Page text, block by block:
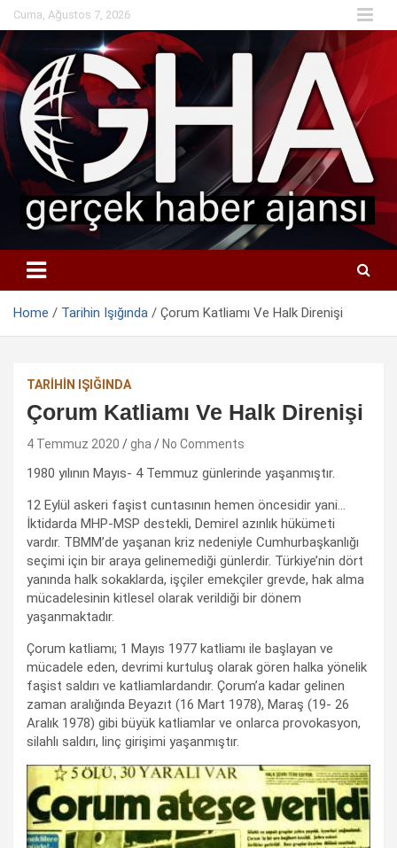
Skip
to
content
Cuma, Ağustos 7, 2026
Home Tarihin Işığında Çorum Katliamı Ve Halk Direnişi
TARIHIN IŞIĞINDA
Çorum Katliamı Ve Halk Direnişi
4 Temmuz 2020 gha No Comments
1980 yılının Mayıs- 4 Temmuz günlerinde yaşanmıştır.
12 Eylül askeri faşist cuntasının hemen öncesidir yani…
İktidarda MHP-MSP destekli, Demirel azınlık hükümeti
vardır. TBMM’de yaşanan kriz nedeniyle Cumhurbaşkanlığı
seçimi için bir araya gelinemediği günlerdir. Türkiye’nin dört
yanında halk sokaklarda, işçiler emekçiler grevde, hak alma
mücadelesinin kitlesel olarak verildiği bir dönem
yaşanmaktadır.
Çorum katliamı; 1 Mayıs 1977 katliamı ile başlayan ve
mücadele eden, devrimi kurtuluş olarak gören halka yönelik
faşist saldırı ve katliamlardandır. Çorum’a kadar gelinen
zaman aralığında Beyazıt (16 Mart 1978), Maraş (19- 26
Aralık 1978) gibi büyük katliamlar ve onlarca provokasyon,
silahlı saldırı, linç girişimi yaşanmıştır.